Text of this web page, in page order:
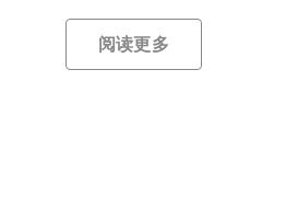
阅读更多